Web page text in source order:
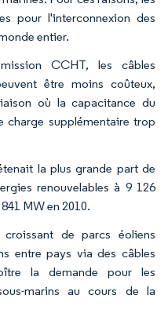
pour l'interconnexion des
entier.
CCHT, les câbles
être moins coûteux,
où la capacitance du
charge supplémentaire trop
la plus grande part de
renouvelables à 9 126
MW en 2010.
de parcs éoliens
entre pays via des câbles
la demande pour les
marins au cours de la